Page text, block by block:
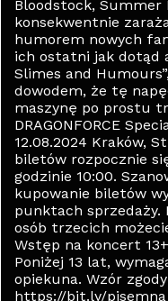
Bloodstock, Summer
konsekwentnie
humorem nowych
ich ostatni jak dotąd
Slimes and
dowodem, że tę
maszynę po prostu
DRAGONFORCE
12.08.2024 Kraków,
biletów rozpocznie
godzinie 10:00.
kupowanie biletów
punktach sprzedaży.
osób trzecich
Wstęp na koncert
Poniżej 13 lat,
opiekuna. Wzór
https://bit.ly/